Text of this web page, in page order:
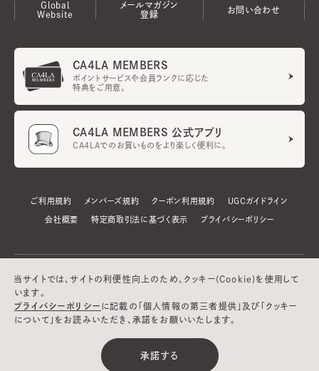
Global
Website
メールマガジン
登録
お問い合わせ
CA4LA MEMBERS
ポイントサービスや会員ランクに応じた
特典をご用意。
CA4LA MEMBERS 公式アプリ
CA4LAでのお買いものをより楽しく便利に。
ご利用規約 メンバーズ規約 クーポン利用規約 UGCガイドライン
会社概要 特定商取引法に基づく表示 プライバシーポリシー
©CA4LA INC. All Rights Reserved.
当サイトでは、サイトの利便性向上のため、クッキー(Cookie)を使用して
います。
プライバシーポリシー に記載の「個人情報の第三者提供」及び「クッキー
について」をお読みいただき、承諾をお願いいたします。
承諾する